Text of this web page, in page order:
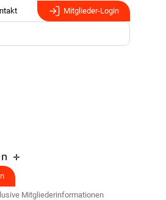
Mitglieder-Login
Mitgliederinformationen